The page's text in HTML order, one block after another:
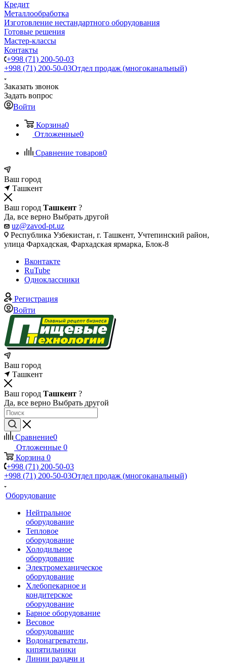
Кредит
Металлообработка
Изготовление нестандартного оборудования
Готовые решения
Мастер-классы
Контакты
+998 (71) 200-50-03
+998 (71) 200-50-03Отдел продаж (многоканальный)
Заказать звонок
Задать вопрос
Войти
Корзина0
Отложенные0
Сравнение товаров0
Ваш город
Ташкент
Ваш город Ташкент ?
Да, все верно Выбрать другой
uz@zavod-pt.uz
Республика Узбекистан, г. Ташкент, Учтепинский район,
улица Фархадская, Фархадская ярмарка, Блок-8
Вконтакте
RuTube
Одноклассники
Регистрация
Войти
Ваш город
Ташкент
Ваш город Ташкент ?
Да, все верно Выбрать другой
Сравнение0
Отложенные 0
Корзина 0
+998 (71) 200-50-03
+998 (71) 200-50-03Отдел продаж (многоканальный)
Оборудование
Нейтральное
оборудование
Тепловое
оборудование
Холодильное
оборудование
Электромеханическое
оборудование
Хлебопекарное и
кондитерское
оборудование
Барное оборудование
Весовое
оборудование
Водонагреватели,
кипятильники
Линии раздачи и